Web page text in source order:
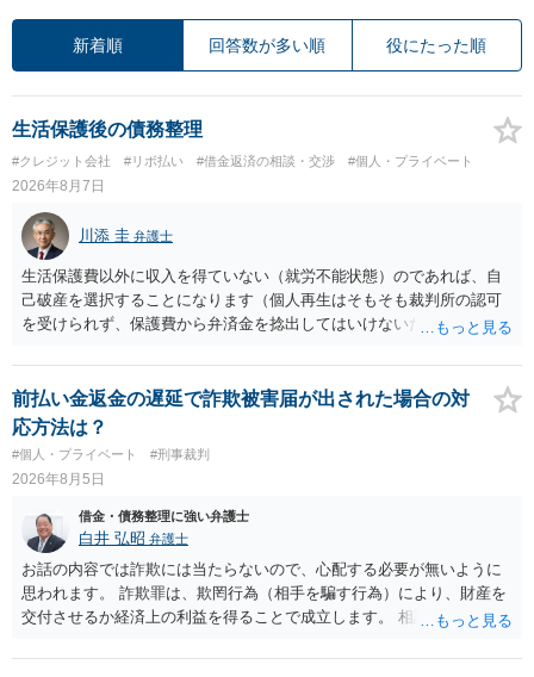
新着順 回答数が多い順 役にたった順
生活保護後の債務整理
#クレジット会社 #リボ払い #借金返済の相談・交渉 #個人・プライベート
2026年8月7日
川添 圭 弁護士
生活保護費以外に収入を得ていない（就労不能状態）のであれば、自
己破産を選択することになります（個人再生はそもそも裁判所の認可
を受けられず、保護費から弁済金を捻出してはいけないため任意整理
士費用は法テラスが負担し、裁判所の予納金等も法テラスが援助して
くれるため、弁護士へ自己破産を任せれば解決します。
前払い金返金の遅延で詐欺被害届が出された場合の対
応方法は？
#個人・プライベート #刑事裁判
2026年8月5日
借金・債務整理に強い弁護士
白井 弘昭 弁護士
お話の内容では詐欺には当たらないので、心配する必要が無いように
思われます。 詐欺罪は、欺罔行為（相手を騙す行為）により、財産を
交付させるか経済上の利益を得ることで成立します。 相談者さんは、
ので、詐欺罪の実行行為性が無く罪に問うことはできません。 おそら